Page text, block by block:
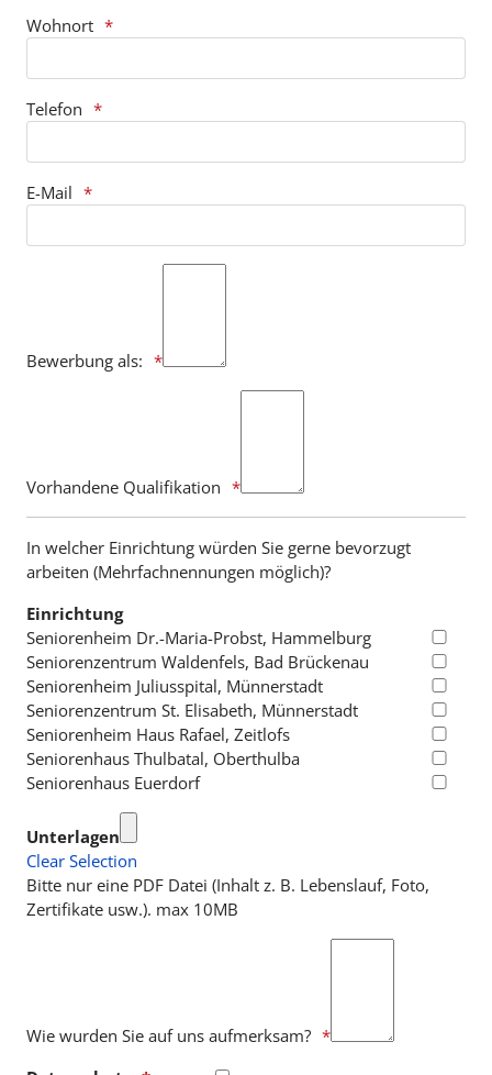
Wohnort
Telefon
E-Mail
Bewerbung als:
Vorhandene Qualifikation
In welcher Einrichtung würden Sie gerne bevorzugt
arbeiten (Mehrfachnennungen möglich)?
Einrichtung
Seniorenheim Dr.-Maria-Probst, Hammelburg
Seniorenzentrum Waldenfels, Bad Brückenau
Seniorenheim Juliusspital, Münnerstadt
Seniorenzentrum St. Elisabeth, Münnerstadt
Seniorenheim Haus Rafael, Zeitlofs
Seniorenhaus Thulbatal, Oberthulba
Seniorenhaus Euerdorf
Unterlagen
Clear Selection
Bitte nur eine PDF Datei (Inhalt z. B. Lebenslauf, Foto,
Zertifikate usw.). max 10MB
Wie wurden Sie auf uns aufmerksam?